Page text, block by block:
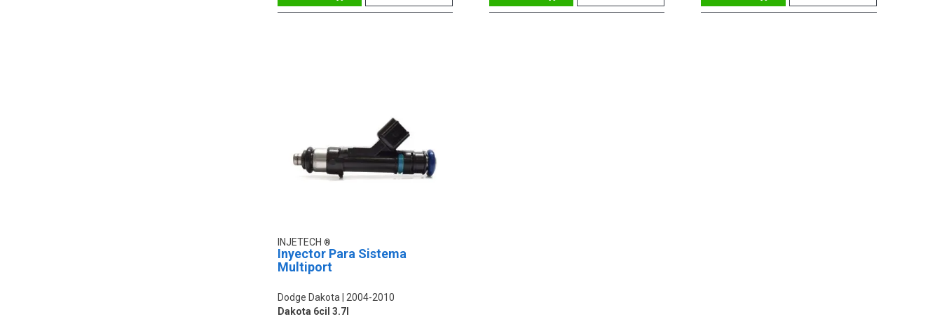
INJETECH
Inyector Para Sistema
Multiport
Dodge Dakota 2004-2010
Dakota 6cil 3.7l